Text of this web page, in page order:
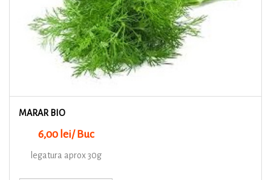
MARAR BIO
6,00 lei/ Buc
legatura aprox 30g